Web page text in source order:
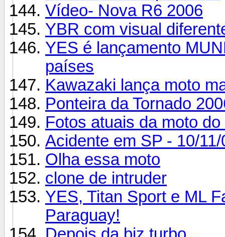
Vídeo- Nova R6 2006
YBR com visual
YES é lançamento
países
Kawazaki lança moto
Ponteira da Tornado
Fotos atuais da moto
Acidente em SP - 10/11/
Olha essa moto
clone de intruder
YES, Titan Sport e ML
Paraguay!